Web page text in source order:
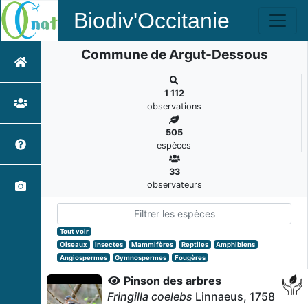
Biodiv'Occitanie
Commune de Argut-Dessous
1 112
observations
505
espèces
33
observateurs
Tout voir
Oiseaux
Insectes Mammifères Reptiles
Amphibiens
Angiospermes
Gymnospermes Fougères
Pinson des arbres
Fringilla coelebs Linnaeus, 1758